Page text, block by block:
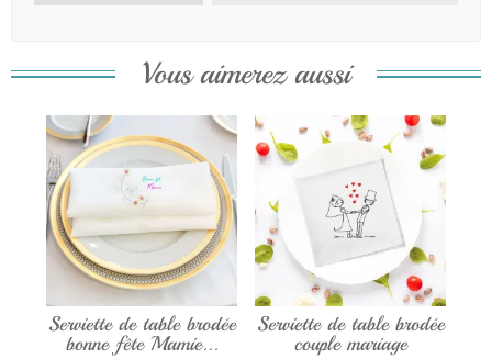
Vous aimerez aussi
Serviette de table brodée
bonne fête Mamie...
Serviette de table brodée
couple mariage